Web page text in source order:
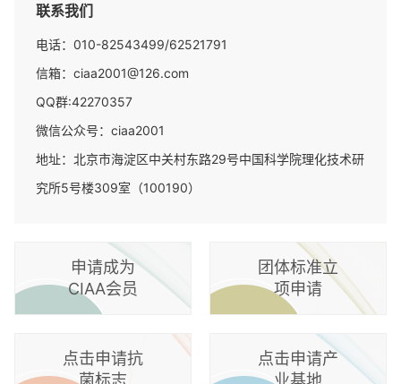
联系我们
电话：010-82543499/62521791
信箱：ciaa2001@126.com
QQ群:42270357
微信公众号：ciaa2001
地址：北京市海淀区中关村东路29号中国科学院理化技术研
究所5号楼309室（100190）
申请成为
CIAA会员
团体标准立
项申请
点击申请抗
菌标志
点击申请产
业基地